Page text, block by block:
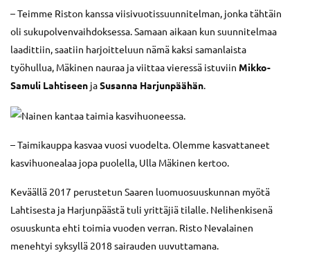
– Teimme Riston kanssa viisivuotissuunnitelman, jonka tähtäin
oli sukupolvenvaihdoksessa. Samaan aikaan kun suunnitelmaa
laadittiin, saatiin harjoitteluun nämä kaksi samanlaista
työhullua, Mäkinen nauraa ja viittaa vieressä istuviin Mikko-
Samuli Lahtiseen jaSusanna Harjunpäähän.
– Taimikauppa kasvaa vuosi vuodelta. Olemme kasvattaneet
kasvihuonealaa jopa puolella, Ulla Mäkinen kertoo.
Keväällä 2017 perustetun Saaren luomuosuuskunnan myötä
Lahtisesta ja Harjunpäästä tuli yrittäjiä tilalle. Nelihenkisenä
osuuskunta ehti toimia vuoden verran. Risto Nevalainen
menehtyi syksyllä 2018 sairauden uuvuttamana.